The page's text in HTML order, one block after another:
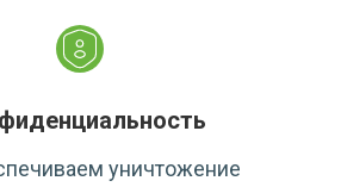
уничтожение